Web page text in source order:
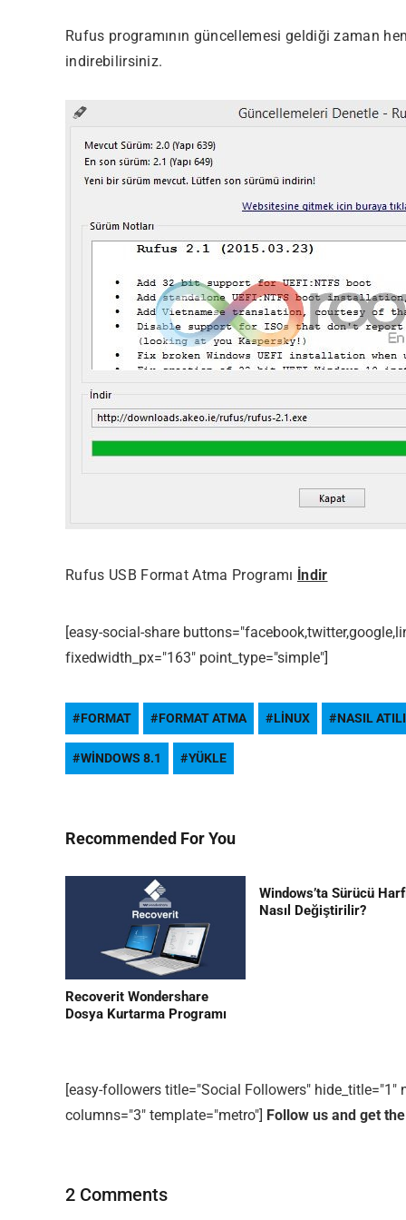
Rufus programının güncellemesi geldiği zaman
indirebilirsiniz.
Rufus USB Format Atma Programı İndir
[easy-social-share
fixedwidth_px="163" point_type="simple"]
FORMAT FORMAT ATMA LINUX NASIL
WINDOWS 8.1 YÜKLE
Recommended For You
Recoverit Wondershare
Dosya Kurtarma Programı
Windows’ta Sürücü
Nasıl Değiştirilir?
[easy-followers title="Social Followers"
columns="3" template="metro"] Follow us and get
2 Comments
Most Popular Topics
Editor Picks
1 En ilginç Zaman tüneli Kapakları